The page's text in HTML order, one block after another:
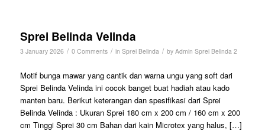
Sprei Belinda Velinda
3 January 2026 / 0 Comments / in Sprei Belinda / by Admin Sprei Belinda 2
Motif bunga mawar yang cantik dan warna ungu yang soft dari
Sprei Belinda Velinda ini cocok banget buat hadiah atau kado
manten baru. Berikut keterangan dan spesifikasi dari Sprei
Belinda Velinda : Ukuran Sprei 180 cm x 200 cm / 160 cm x 200
cm Tinggi Sprei 30 cm Bahan dari kain Microtex yang halus, […]